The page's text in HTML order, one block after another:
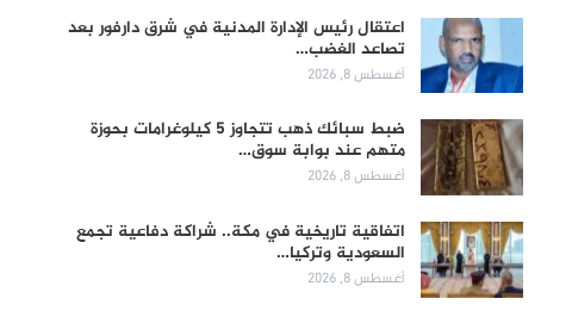
اعتقال رئيس الإدارة المدنية في شرق دارفور بعد
تصاعد الغضب…
أغسطس 8, 2026
ضبط سبائك ذهب تتجاوز 5 كيلوغرامات بحوزة
متهم عند بوابة سوق…
أغسطس 8, 2026
اتفاقية تاريخية في مكة.. شراكة دفاعية تجمع
السعودية وتركيا…
أغسطس 8, 2026